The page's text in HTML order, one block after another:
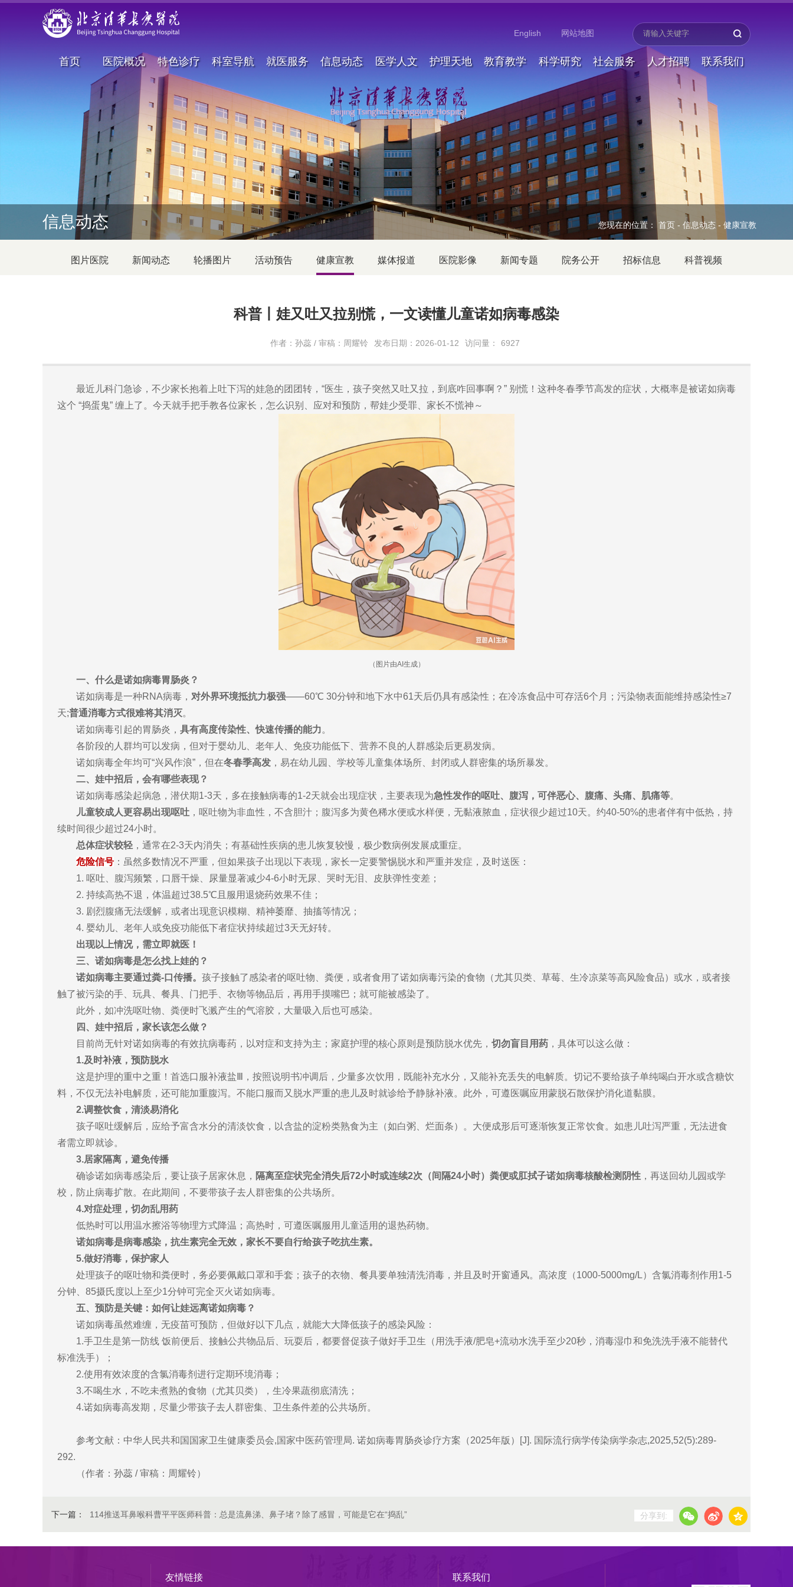
English 网站地图
首页 医院概况 特色诊疗 科室导航 就医服务 信息动态 医学人文 护理天地 教育教学 科学研究 社会服务 人才招聘 联系我们
信息动态 您现在的位置：首页 - 信息动态 - 健康宣教
图片医院 新闻动态 轮播图片 活动预告 健康宣教 媒体报道 医院影像 新闻专题 院务公开 招标信息 科普视频
科普丨娃又吐又拉别慌，一文读懂儿童诺如病毒感染
作者：孙蕊 / 审稿：周耀铃 发布日期：2026-01-12 访问量： 6927
最近儿科门急诊，不少家长抱着上吐下泻的娃急的团团转，“医生，孩子突然又吐又拉，到底咋回事啊？” 别慌！这种冬春季节高发的症状，大概率是被诺如病毒
这个 “捣蛋鬼” 缠上了。今天就手把手教各位家长，怎么识别、应对和预防，帮娃少受罪、家长不慌神～
（图片由AI生成）
一、什么是诺如病毒胃肠炎？
诺如病毒是一种RNA病毒， 对外界环境抵抗力极强——60℃ 30分钟和地下水中61天后仍具有感染性；在冷冻食品中可存活6个月；污染物表面能维持感染性≥7
天;普通消毒方式很难将其消灭。
诺如病毒引起的胃肠炎， 具有高度传染性、快速传播的能力。
各阶段的人群均可以发病，但对于婴幼儿、老年人、免疫功能低下、营养不良的人群感染后更易发病。
诺如病毒全年均可“兴风作浪”，但在冬春季高发 ，易在幼儿园、学校等儿童集体场所、封闭或人群密集的场所暴发。
二、娃中招后，会有哪些表现？
诺如病毒感染起病急，潜伏期1-3天，多在接触病毒的1-2天就会出现症状，主要表现为急性发作的呕吐、腹泻，可伴恶心、腹痛、头痛、肌痛等。
儿童较成人更容易出现呕吐 ，呕吐物为非血性，不含胆汁；腹泻多为黄色稀水便或水样便，无黏液脓血，症状很少超过10天。约40-50%的患者伴有中低热，持
续时间很少超过24小时。
总体症状较轻 ，通常在2-3天内消失；有基础性疾病的患儿恢复较慢，极少数病例发展成重症。
危险信号 ：虽然多数情况不严重，但如果孩子出现以下表现，家长一定要警惕脱水和严重并发症，及时送医：
1. 呕吐、腹泻频繁，口唇干燥、尿量显著减少4-6小时无尿、哭时无泪、皮肤弹性变差；
2. 持续高热不退，体温超过38.5℃且服用退烧药效果不佳；
3. 剧烈腹痛无法缓解，或者出现意识模糊、精神萎靡、抽搐等情况；
4. 婴幼儿、老年人或免疫功能低下者症状持续超过3天无好转。
出现以上情况，需立即就医！
三、诺如病毒是怎么找上娃的？
诺如病毒主要通过粪-口传播。 孩子接触了感染者的呕吐物、粪便，或者食用了诺如病毒污染的食物（尤其贝类、草莓、生冷凉菜等高风险食品）或水，或者接
触了被污染的手、玩具、餐具、门把手、衣物等物品后，再用手摸嘴巴；就可能被感染了。
此外，如冲洗呕吐物、粪便时飞溅产生的气溶胶，大量吸入后也可感染。
四、娃中招后，家长该怎么做？
目前尚无针对诺如病毒的有效抗病毒药，以对症和支持为主；家庭护理的核心原则是预防脱水优先， 切勿盲目用药 ，具体可以这么做：
1.及时补液，预防脱水
这是护理的重中之重！首选口服补液盐Ⅲ，按照说明书冲调后，少量多次饮用，既能补充水分，又能补充丢失的电解质。切记不要给孩子单纯喝白开水或含糖饮
料，不仅无法补电解质，还可能加重腹泻。不能口服而又脱水严重的患儿及时就诊给予静脉补液。此外，可遵医嘱应用蒙脱石散保护消化道黏膜。
2.调整饮食，清淡易消化
孩子呕吐缓解后，应给予富含水分的清淡饮食，以含盐的淀粉类熟食为主（如白粥、烂面条）。大便成形后可逐渐恢复正常饮食。如患儿吐泻严重，无法进食
者需立即就诊。
3.居家隔离，避免传播
确诊诺如病毒感染后，要让孩子居家休息， 隔离至症状完全消失后72小时或连续2次（间隔24小时）粪便或肛拭子诺如病毒核酸检测阴性 ，再送回幼儿园或学
校，防止病毒扩散。在此期间，不要带孩子去人群密集的公共场所。
4.对症处理，切勿乱用药
低热时可以用温水擦浴等物理方式降温；高热时，可遵医嘱服用儿童适用的退热药物。
诺如病毒是病毒感染，抗生素完全无效，家长不要自行给孩子吃抗生素。
5.做好消毒，保护家人
处理孩子的呕吐物和粪便时，务必要佩戴口罩和手套；孩子的衣物、餐具要单独清洗消毒，并且及时开窗通风。高浓度（1000-5000mg/L）含氯消毒剂作用1-5
分钟、85摄氏度以上至少1分钟可完全灭火诺如病毒。
五、预防是关键：如何让娃远离诺如病毒？
诺如病毒虽然难缠，无疫苗可预防，但做好以下几点，就能大大降低孩子的感染风险：
1.手卫生是第一防线 饭前便后、接触公共物品后、玩耍后，都要督促孩子做好手卫生（用洗手液/肥皂+流动水洗手至少20秒，消毒湿巾和免洗洗手液不能替代
标准洗手）；
2.使用有效浓度的含氯消毒剂进行定期环境消毒；
3.不喝生水，不吃未煮熟的食物（尤其贝类），生冷果蔬彻底清洗；
4.诺如病毒高发期，尽量少带孩子去人群密集、卫生条件差的公共场所。
参考文献：中华人民共和国国家卫生健康委员会,国家中医药管理局. 诺如病毒胃肠炎诊疗方案（2025年版）[J]. 国际流行病学传染病学杂志,2025,52(5):289-
292.
（作者：孙蕊 / 审稿：周耀铃）
下一篇： 114推送耳鼻喉科曹平平医师科普：总是流鼻涕、鼻子堵？除了感冒，可能是它在“捣乱” 分享到:
友情链接 联系我们